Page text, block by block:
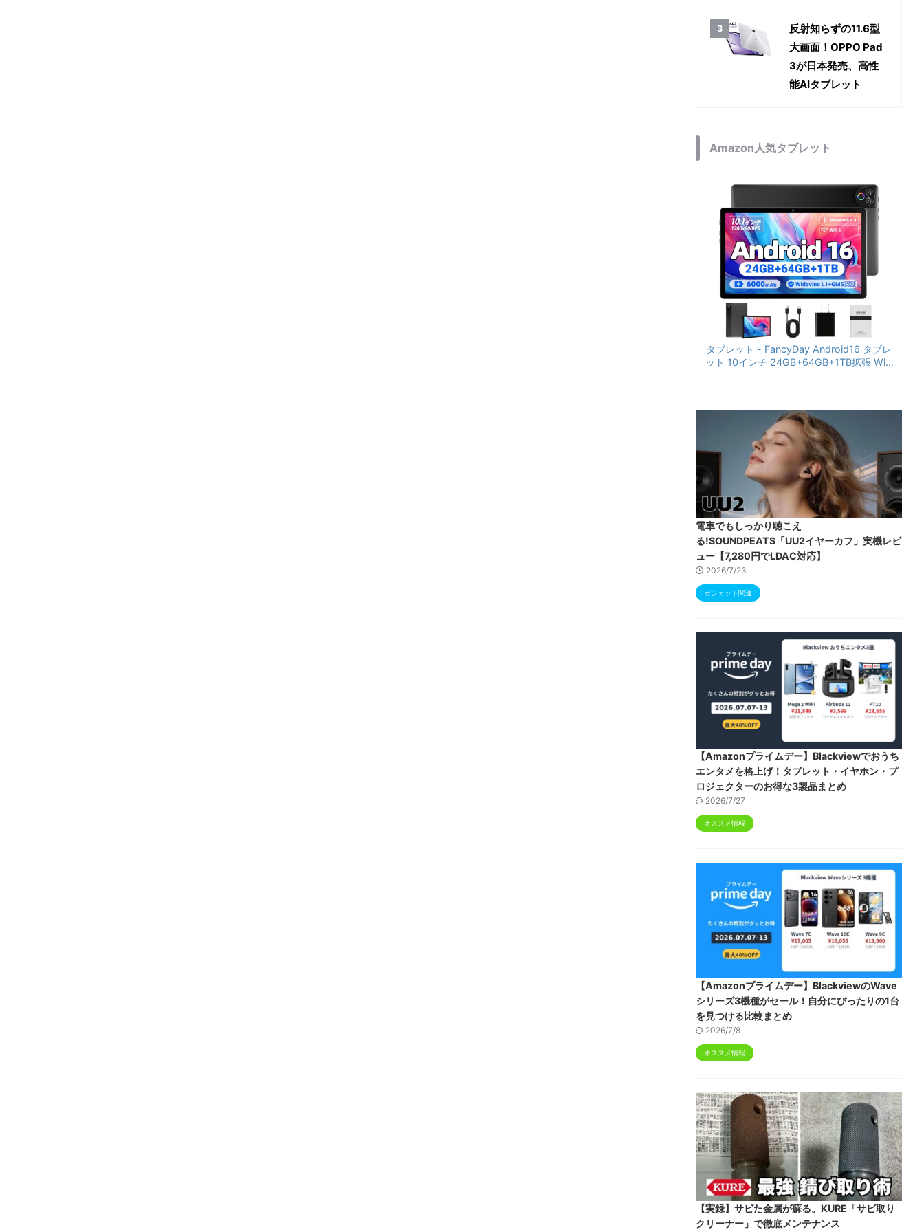
反射知らずの11.6型
大画面！OPPO Pad
3が日本発売、高性
能AIタブレット
Amazon人気タブレット
タブレット - FancyDay Android16 タブレ
ット 10インチ 24GB+64GB+1TB拡張 WiFi
RGBライト 児童守護 IPS画面 日本語説明書
電車でもしっかり聴こえ
る!SOUNDPEATS「UU2イヤーカフ」実機レビ
ュー【7,280円でLDAC対応】
2026/7/23
ガジェット関連
【Amazonプライムデー】Blackviewでおうち
エンタメを格上げ！タブレット・イヤホン・プ
ロジェクターのお得な3製品まとめ
2026/7/27
オススメ情報
【Amazonプライムデー】BlackviewのWave
シリーズ3機種がセール！自分にぴったりの1台
を見つける比較まとめ
2026/7/8
オススメ情報
【実録】サビた金属が蘇る。KURE「サビ取り
クリーナー」で徹底メンテナンス